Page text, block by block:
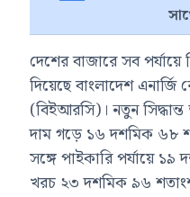
দেশের বাজারে সব
দিয়েছে বাংলাদেশ
(বিইআরসি)। নতুন সিদ্ধান্ত
দাম গড়ে ১৬ দশমিক ৬৮
সঙ্গে পাইকারি পর্যায়ে
খরচ ২৩ দশমিক ৯৬